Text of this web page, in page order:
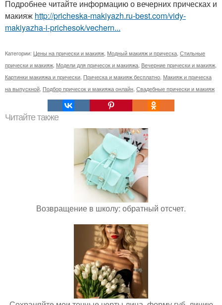
Подробнее читайте информацию о вечерних прическах и
макияж http://pricheska-makiyazh.ru-best.com/vidy-
makiyazha-i-prichesok/vechern...
Категории: Цены на прически и макияж Модный макияж и прическа Стильные
прически и макияж Модели для причесок и макияжа Вечерние прически и макияж
Картинки макияжа и прически Прическа и макияж бесплатно Макияж и прическа
на выпускной Подбор причесок и макияжа онлайн Свадебные прически и макияж
Читайте также
Возвращение в школу: обратный отсчет.